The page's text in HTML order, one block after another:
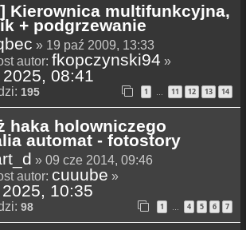
Kierownica multifunkcyjna,
+ podgrzewanie
» 19 paź 2009, 13:33
autor: fkopczynski94 »
08:41
195 1 … 11 12 13 14
haka holowniczego
automat - fotostory
» 09 cze 2014, 09:46
autor: cuuube »
10:35
98 1 … 4 5 6 7